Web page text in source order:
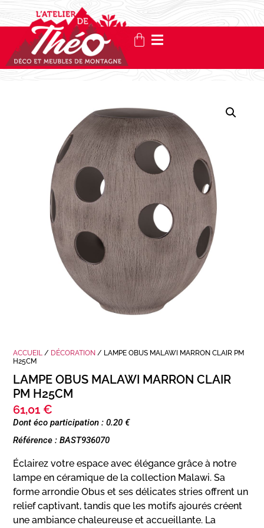
ACCUEIL / DÉCORATION / LAMPE OBUS MALAWI MARRON CLAIR PM
H25CM
LAMPE OBUS MALAWI MARRON CLAIR
PM H25CM
61,01 €
Dont éco participation : 0.20 €
Référence : BAST936070
Éclairez votre espace avec élégance grâce à notre
lampe en céramique de la collection Malawi. Sa
forme arrondie Obus et ses délicates stries offrent un
relief captivant, tandis que les motifs ajourés créent
une ambiance chaleureuse et accueillante. La